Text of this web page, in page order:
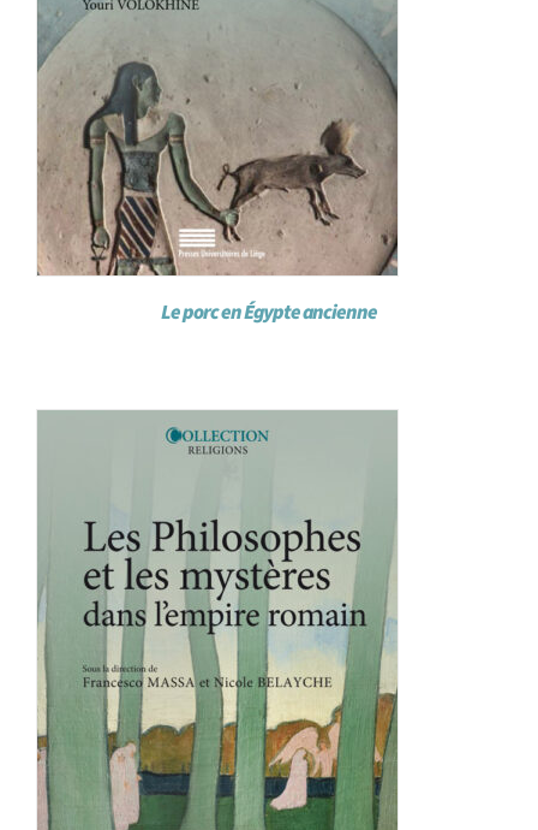
Le porc en Égypte ancienne